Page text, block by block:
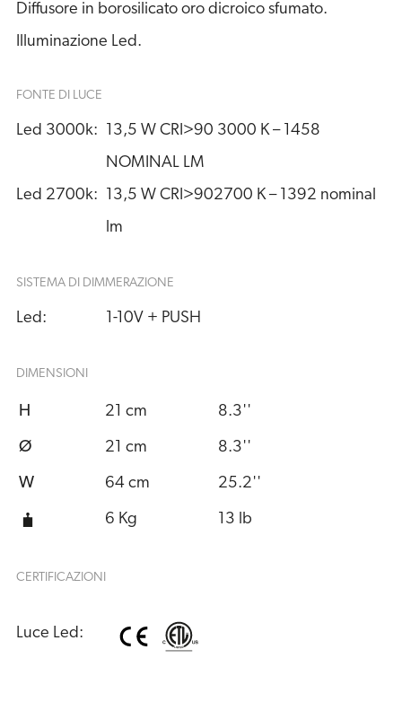
Diffusore in borosilicato oro dicroico sfumato.
Illuminazione Led.
FONTE DI LUCE
Led 3000k:
13,5 W CRI>90 3000 K – 1458
NOMINAL LM
Led 2700k:
13,5 W CRI>902700 K – 1392 nominal
lm
SISTEMA DI DIMMERAZIONE
Led: 1-10V + PUSH
DIMENSIONI
H 21 cm 8.3''
Ø 21 cm 8.3''
W 64 cm 25.2''
6 Kg 13 lb
CERTIFICAZIONI
Luce Led: